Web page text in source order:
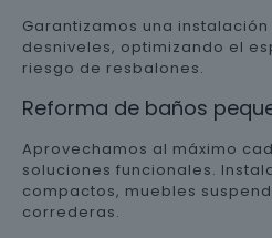
Garantizamos una
desniveles, optimizando el
riesgo de resbalones.
Reforma de baños
Aprovechamos al máximo
soluciones funcionales.
compactos, muebles
correderas.